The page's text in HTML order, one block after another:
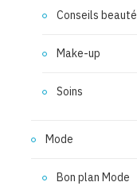
Conseils beauté
Make-up
Soins
Mode
Bon plan Mode